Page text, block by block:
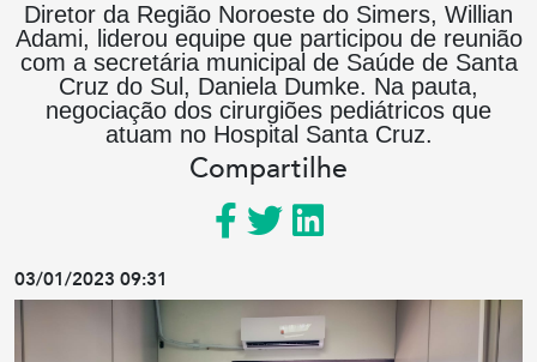
Diretor da Região Noroeste do Simers, Willian
Adami, liderou equipe que participou de reunião
com a secretária municipal de Saúde de Santa
Cruz do Sul, Daniela Dumke. Na pauta,
negociação dos cirurgiões pediátricos que
atuam no Hospital Santa Cruz.
Compartilhe
03/01/2023 09:31